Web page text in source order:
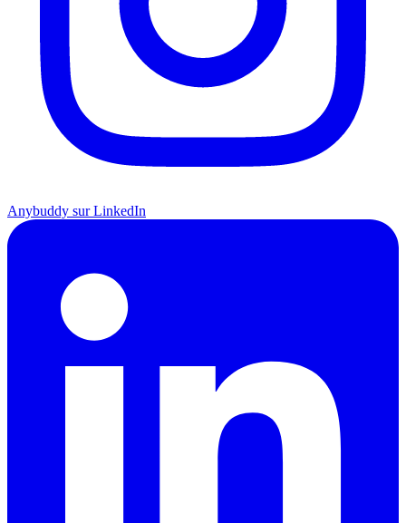
Anybuddy sur LinkedIn